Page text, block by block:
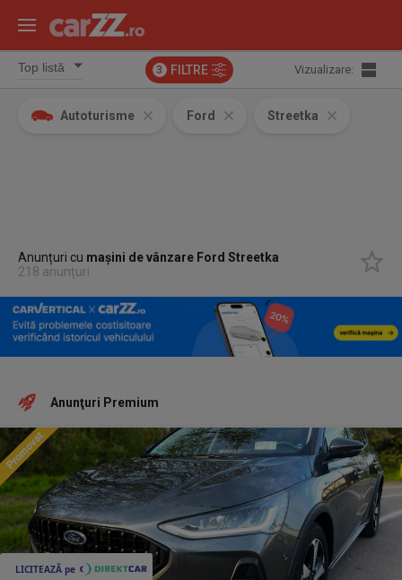
3 FILTRE Vizualizare:
Autoturisme Ford Streetka
Anunțuri cu mașini de vânzare Ford Streetka
218 anunțuri
Anunţuri Premium